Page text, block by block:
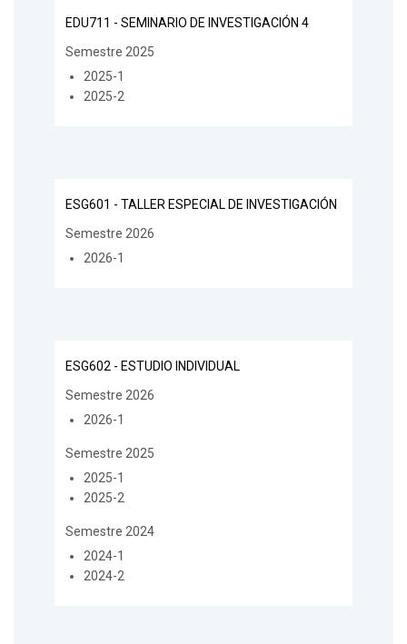
EDU711 - SEMINARIO DE INVESTIGACIÓN 4
Semestre 2025
2025-1
2025-2
ESG601 - TALLER ESPECIAL DE INVESTIGACIÓN
Semestre 2026
2026-1
ESG602 - ESTUDIO INDIVIDUAL
Semestre 2026
2026-1
Semestre 2025
2025-1
2025-2
Semestre 2024
2024-1
2024-2